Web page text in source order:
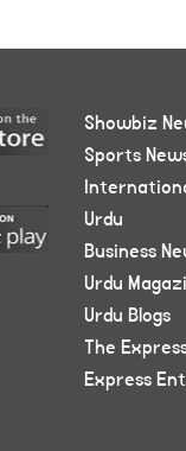
Showbiz
Sports
Urdu
Business
Urdu
Urdu Blogs
The
Express